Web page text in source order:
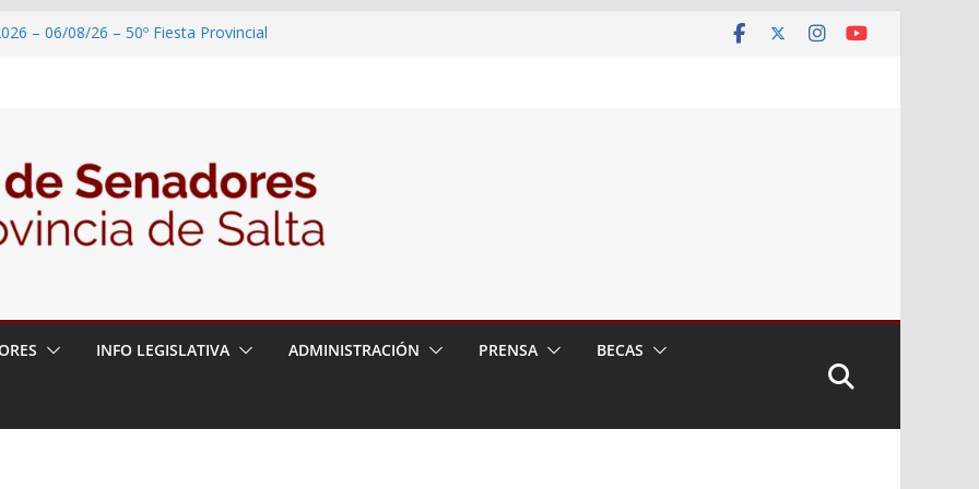
– 06/08/26 – 50º Fiesta Provincial
del Dr. Víctor Alfredo Frías
– 06/08/26 – 82° Edición de la Expo
– 06/08/26 – “Historia y memoria
del pueblo Kolla en el municipio de
INFO LEGISLATIVA ADMINISTRACIÓN PRENSA BECAS